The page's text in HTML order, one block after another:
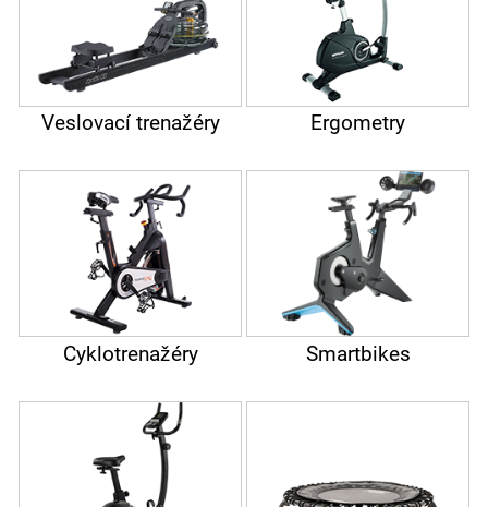
Veslovací trenažéry Ergometry
Cyklotrenažéry Smartbikes